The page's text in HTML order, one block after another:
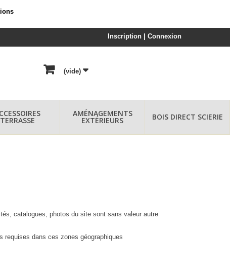
Inscription | Connexion
(vide)
TERRASSE
AMÉNAGEMENTS
EXTÉRIEURS BOIS DIRECT SCIERIE
catalogues, photos du site sont sans valeur autre
requises dans ces zones géographiques